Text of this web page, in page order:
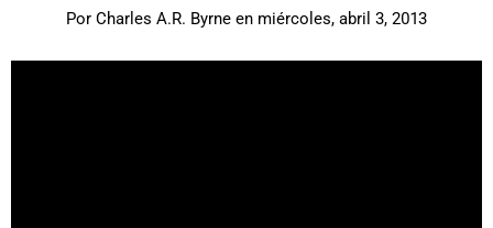
Por Charles A.R. Byrne en miércoles, abril 3, 2013